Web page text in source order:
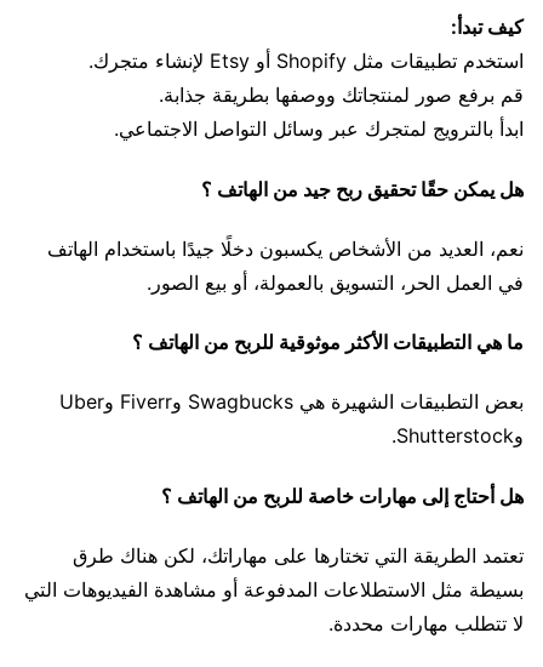
كيف تبدأ:
استخدم تطبيقات مثل Shopify أو Etsy لإنشاء متجرك.
قم برفع صور لمنتجاتك ووصفها بطريقة جذابة.
ابدأ بالترويج لمتجرك عبر وسائل التواصل الاجتماعي.
هل يمكن حقًا تحقيق ربح جيد من الهاتف ؟
نعم، العديد من الأشخاص يكسبون دخلًا جيدًا باستخدام الهاتف
في العمل الحر، التسويق بالعمولة، أو بيع الصور.
ما هي التطبيقات الأكثر موثوقية للربح من الهاتف ؟
بعض التطبيقات الشهيرة هي Swagbucks وFiverr وUber
وShutterstock.
هل أحتاج إلى مهارات خاصة للربح من الهاتف ؟
تعتمد الطريقة التي تختارها على مهاراتك، لكن هناك طرق
بسيطة مثل الاستطلاعات المدفوعة أو مشاهدة الفيديوهات التي
لا تتطلب مهارات محددة.